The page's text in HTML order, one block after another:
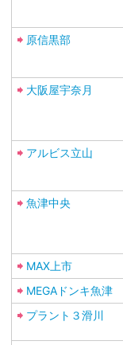
原信黒部
大阪屋宇奈月
アルビス立山
魚津中央
MAX上市
MEGAドンキ魚津
プラント３滑川